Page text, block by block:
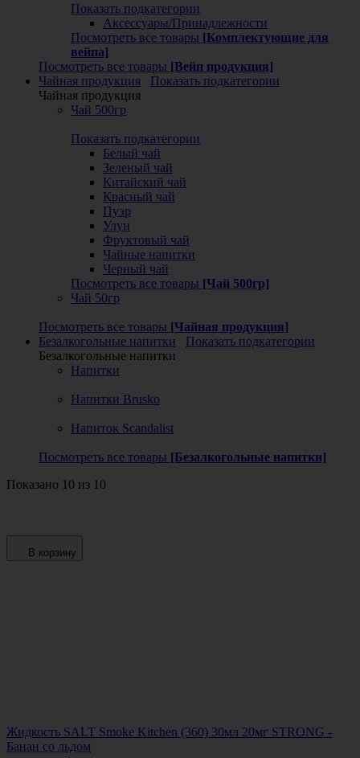
Показать подкатегории
Аксессуары/Принадлежности
Посмотреть все товары [Комплектующие для
вейпа]
Посмотреть все товары [Вейп продукция]
Чайная продукция
Показать подкатегории
Чайная продукция
Чай 500гр
Показать подкатегории
Белый чай
Зеленый чай
Китайский чай
Красный чай
Пуэр
Улун
Фруктовый чай
Чайные напитки
Черный чай
Посмотреть все товары [Чай 500гр]
Чай 50гр
Посмотреть все товары [Чайная продукция]
Безалкогольные напитки
Показать подкатегории
Безалкогольные напитки
Напитки
Напитки Brusko
Напиток Scandalist
Посмотреть все товары [Безалкогольные напитки]
Показано 10 из 10
В корзину
Жидкость SALT Smoke Kitchen (360) 30мл 20мг STRONG -
Банан со льдом